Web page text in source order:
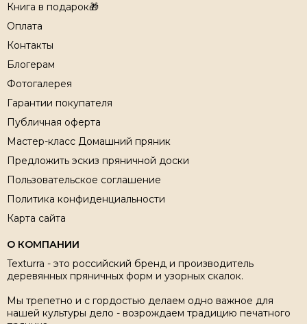
Книга в подарок🎁
Оплата
Контакты
Блогерам
Фотогалерея
Гарантии покупателя
Публичная оферта
Мастер-класс Домашний пряник
Предложить эскиз пряничной доски
Пользовательское соглашение
Политика конфиденциальности
Карта сайта
О КОМПАНИИ
Texturra - это российский бренд и производитель
деревянных пряничных форм и узорных скалок.
Мы трепетно и с гордостью делаем одно важное для
нашей культуры дело - возрождаем традицию печатного